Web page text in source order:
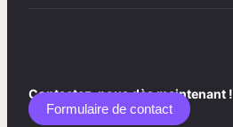
Contactez-nous dès maintenant !
Formulaire de contact​